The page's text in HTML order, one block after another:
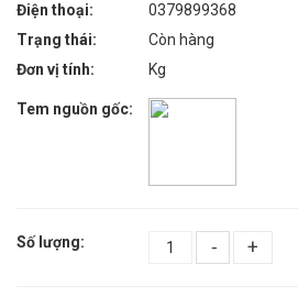
Điện thoại:
0379899368
Trạng thái:
Còn hàng
Đơn vị tính:
Kg
Tem nguồn gốc:
Số lượng: - +